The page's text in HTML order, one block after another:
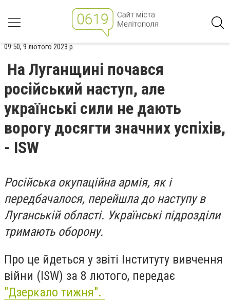
09:50, 9 лютого 2023 р.
На Луганщині почався
російський наступ, але
українські сили не дають
ворогу досягти значних успіхів,
- ISW
Російська окупаційна армія, як і
передбачалося, перейшла до наступу в
Луганській області. Українські підрозділи
тримають оборону.
Про це йдеться у звіті Інституту вивчення
війни (ISW) за 8 лютого, передає
"Дзеркало тижня".